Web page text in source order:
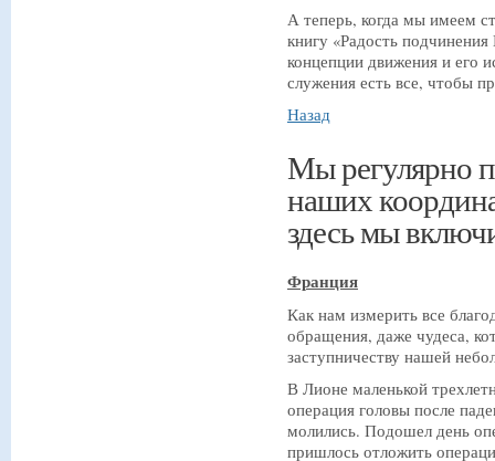
А теперь, когда мы имеем
книгу «Радость
концепции движения и его
служения есть все, чтобы
Назад
Мы регулярно
наших
здесь мы
Франция
Как нам измерить все
обращения, даже чудеса,
заступничеству нашей
В Лионе маленькой
операция головы после
молились. Подошел день
пришлось отложить